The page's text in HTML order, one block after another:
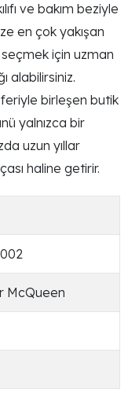
ve bakım beziyle
en çok yakışan
için uzman
alabilirsiniz.
birleşen butik
yalnızca bir
uzun yıllar
haline getirir.
McQueen